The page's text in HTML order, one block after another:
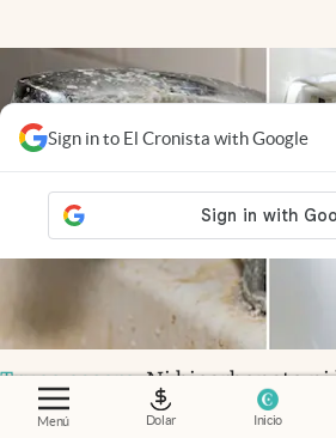
Menú Dolar Inicio
Sign in to El Cronista with Google
Truco casero.Ni bicarbonato ni
forma de eliminar el sarro